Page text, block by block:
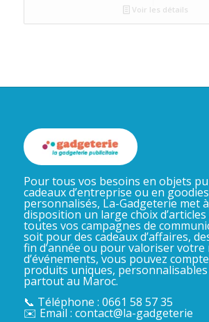
Voir les détails
Pour tous vos besoins en objets
cadeaux d’entreprise ou en goodies
personnalisés, La-Gadgeterie met
disposition un large choix d’articles
toutes vos campagnes de
soit pour des cadeaux d’affaires,
fin d’année ou pour valoriser votre
d’événements, vous pouvez
produits uniques,
partout au Maroc.
📞 Téléphone : 0661 58 57 35
✉️ Email : contact@la-gadgeterie